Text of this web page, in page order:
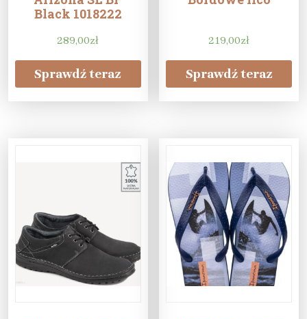
Black 1018222
289,00zł
Sprawdź teraz
219,00zł
Sprawdź teraz